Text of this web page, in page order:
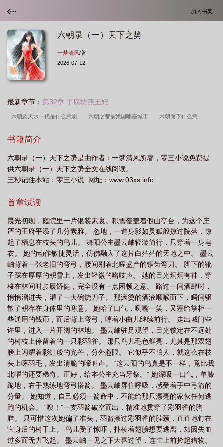
加入书架
六朝录（一）天下之势
一梦清风/著
2026-07-12
最新章节： 第32章 平康坊燕王妃
六朝及天水一代是什么意思 六朝之都是我国哪座城市 六朝而下什么意
一朝 六朝天子
个地方 六朝以降什么意思 六朝之都之称是哪里 六朝之都的城市是哪
里 六朝之都是指哪里 六朝之都之称 六朝史
指 有六朝古都
市 六朝之山 六朝之山什么意思 六朝之喜是什么意义 六朝论 六朝之
都是哪儿 六朝之都 六朝之都之称的是哪里
书籍简介
六朝录（一）天下之势是由作者：一梦清风所著，零三小说免费提
供六朝录（一）天下之势全文在线阅读。
三秒记住本站：零三小说 网址：www.03xs.info
首章试读
晨光初现，庭院里一片银装素裹。积雪覆盖着假山亭台，为这个庄
严的王府平添了几分素雅。 忽地，一道身影如灵狐般掠过院落，惊
起了栖息在枝头的鸟儿。 舞阳公主墨云岫轻装简行，只穿着一身皂
衣。 她的动作敏捷灵活，仿佛融入了这片白茫茫的天地之中。 墨云
岫背着一张老旧的弯弓，腰间别着北曜盛产的锯齿弯刀。 脚下的靴
子踩在厚厚的积雪上，发出轻微的咯吱声。 她的目光炯炯有神，穿
梭在林间时步履矫健，完全没有一点困顿之意。 路过一间酒肆时，
悄悄溜进去，灌了一大碗烧刀子。 那滚烫的酒液顺喉而下，瞬间驱
散了积存在身体里的寒意。 她哈了口气，咧嘴一笑，又塞给掌柜一
些通用的钱币，而后背上弯弓，哼着小曲儿继续前行。 走出城门些
许里，进入一片开阔的林地。 墨云岫驻足观望，目光锁定在不远处
的树枝上停留着的一只彩羽雀。 那只鸟儿毛色鲜亮，尤其是那双翅
膀上闪耀着彩虹般的光芒，分外惹眼。 它似乎不怕人，就这么在枝
头上啄羽毛，发出清脆的啼叫声。 “这云阳的鸟真是不一样，竟比我
北曜的还要稀奇。正好，给本公主充当牙祭。” 她深吸一口气，单膝
跪地，右手熟练地弯弓搭箭。 墨云岫屏住呼吸，感受着手中弓箭的
分量。 她知道，自己必须一箭命中，不能给那只漂亮的家伙任何逃
跑的机会。 “嗖！”一支羽箭破空而出，精准地贯穿了彩羽雀的胸
膛。 只可惜这次她偏了准头，羽箭擦过彩羽雀的脖颈，直直地钉在
它身后的树干上。 鸟儿受了惊吓，扑棱着翅膀想要逃离，却因失血
过多而无力飞起。 墨云岫一见之下大喜过望，连忙上前捡起猎物。